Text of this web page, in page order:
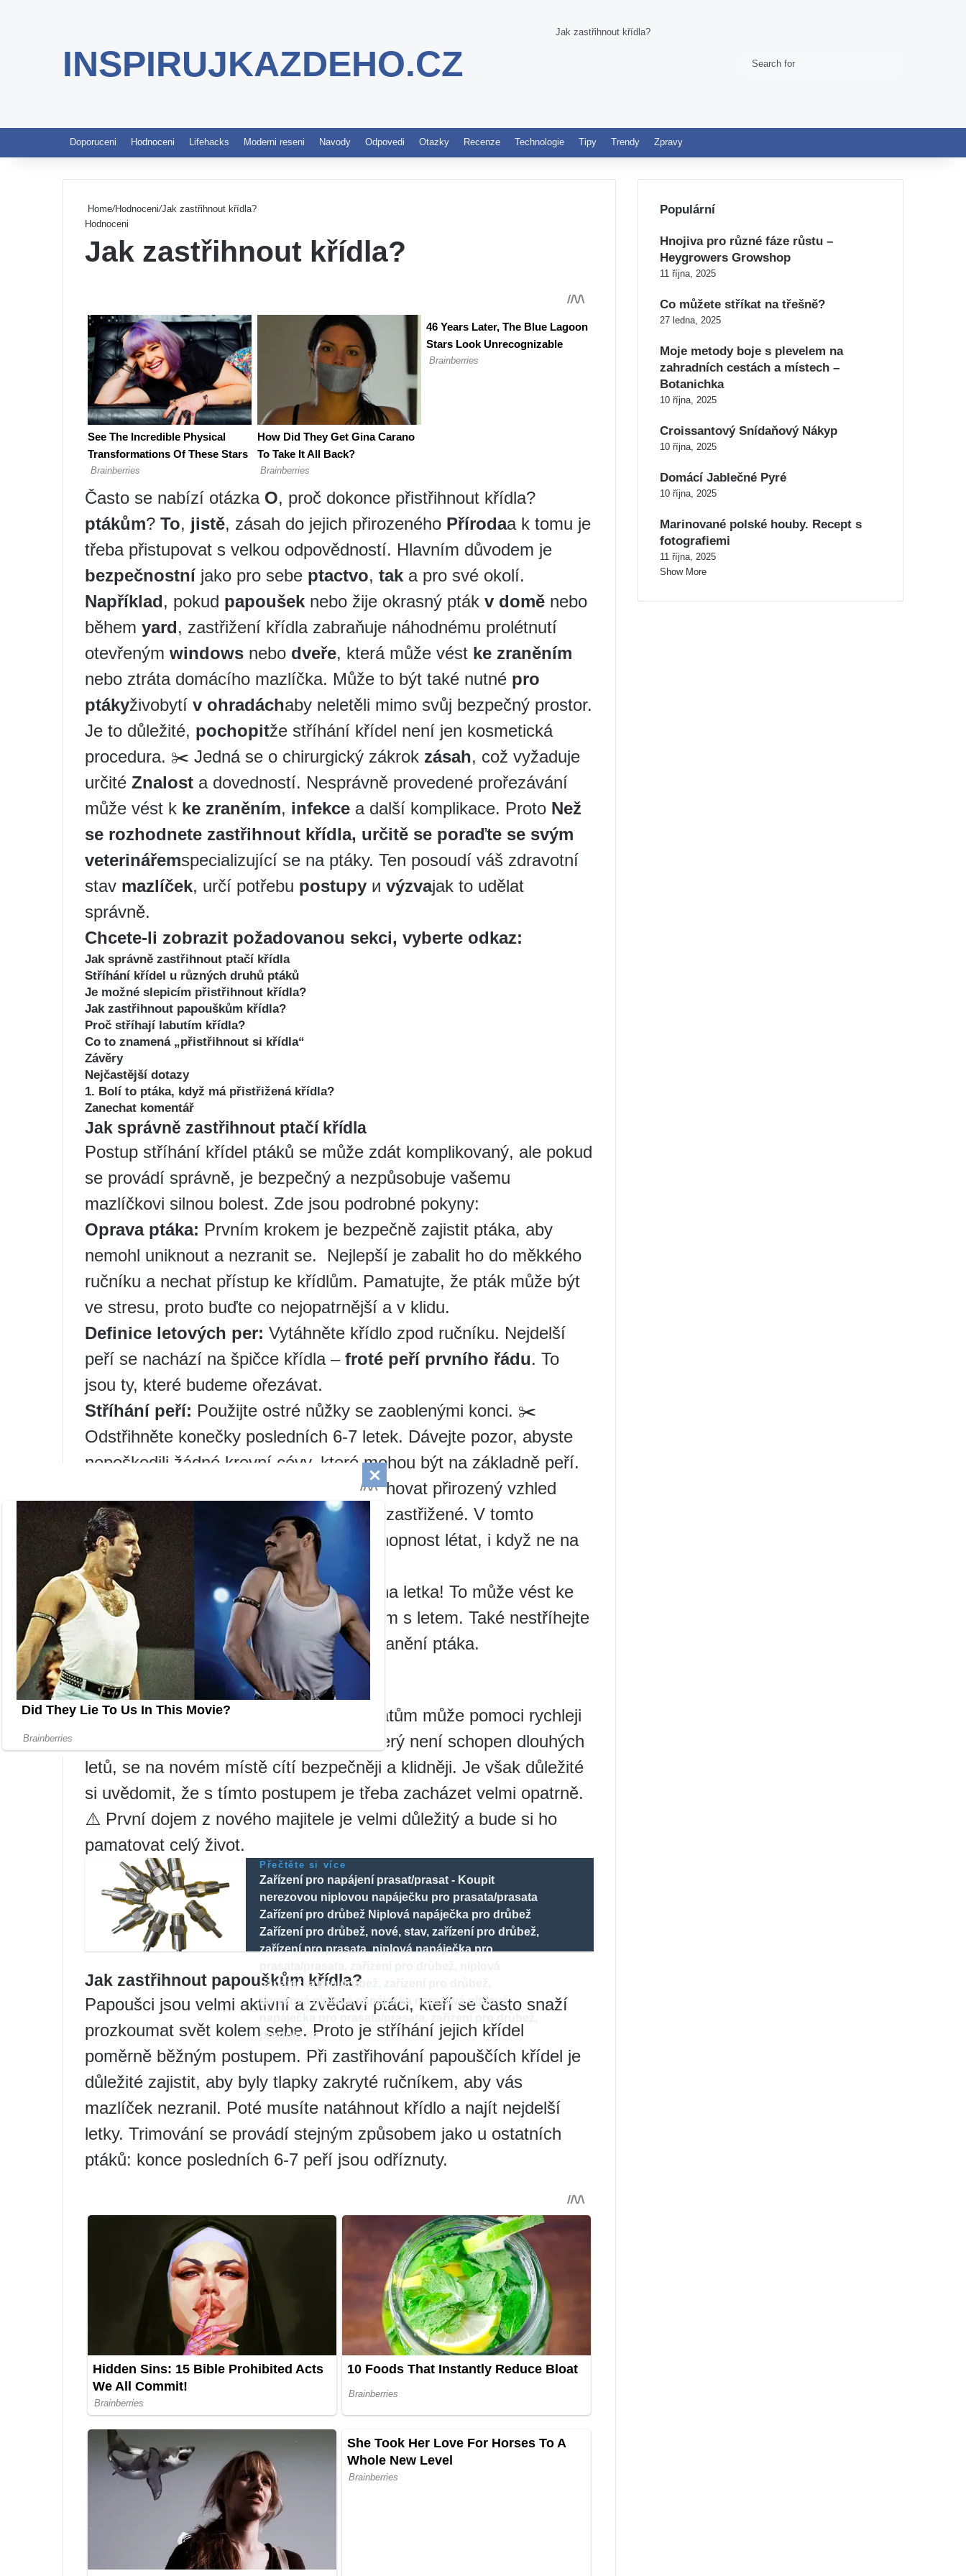
INSPIRUJKAZDEHO.CZ
Jak zastřihnout křídla?
Switch skin
Doporuceni Hodnoceni Lifehacks Moderni reseni Navody Odpovedi Otazky Recenze Technologie Tipy Trendy Zpravy
Home/Hodnoceni/Jak zastřihnout křídla?
Hodnoceni
Jak zastřihnout křídla?
Často se nabízí otázka O, proč dokonce přistřihnout křídla?
ptákům? To, jistě, zásah do jejich přirozeného Přírodaa k tomu je
třeba přistupovat s velkou odpovědností. Hlavním důvodem je
bezpečnostníjako pro sebe ptactvo, tak a pro své okolí.
Například, pokud papoušek nebo žije okrasný pták v domě nebo
během yard, zastřižení křídla zabraňuje náhodnému prolétnutí
otevřeným windows nebo dveře, která může vést ke zraněním
nebo ztráta domácího mazlíčka. Může to být také nutné pro
ptákyživobytí v ohradáchaby neletěli mimo svůj bezpečný prostor.
Je to důležité, pochopitže stříhání křídel není jen kosmetická
procedura. ✂️ Jedná se o chirurgický zákrok zásah, což vyžaduje
určité Znalost a dovedností. Nesprávně provedené prořezávání
může vést k ke zraněním, infekce a další komplikace. Proto Než
se rozhodnete zastřihnout křídla, určitě se poraďte se svým
veterinářemspecializující se na ptáky. Ten posoudí váš zdravotní
stav mazlíček, určí potřebu postupy и výzvajak to udělat
správně.
Chcete-li zobrazit požadovanou sekci, vyberte odkaz:
Jak správně zastřihnout ptačí křídla
Stříhání křídel u různých druhů ptáků
Je možné slepicím přistřihnout křídla?
Jak zastřihnout papouškům křídla?
Proč stříhají labutím křídla?
Co to znamená „přistřihnout si křídla“
Závěry
Nejčastější dotazy
1. Bolí to ptáka, když má přistřižená křídla?
Zanechat komentář
Jak správně zastřihnout ptačí křídla
Postup stříhání křídel ptáků se může zdát komplikovaný, ale pokud
se provádí správně, je bezpečný a nezpůsobuje vašemu
mazlíčkovi silnou bolest. Zde jsou podrobné pokyny:
Oprava ptáka: Prvním krokem je bezpečně zajistit ptáka, aby
nemohl uniknout a nezranit se. ️ Nejlepší je zabalit ho do měkkého
ručníku a nechat přístup ke křídlům. Pamatujte, že pták může být
ve stresu, proto buďte co nejopatrnější a v klidu.
Definice letových per: Vytáhněte křídlo zpod ručníku. Nejdelší
peří se nachází na špičce křídla – froté peří prvního řádu. To
jsou ty, které budeme ořezávat.
Stříhání peří: Použijte ostré nůžky se zaoblenými konci. ✂️
Odstřihněte konečky posledních 6-7 letek. Dávejte pozor, abyste
nepoškodili žádné krevní cévy, které mohou být na základně peří.
Pokud chcete zachovat přirozený vzhled
ptáka, můžete nechat 2-3 vnější peří nezastřižené. V tomto
případě si však pták může zachovat schopnost létat, i když ne na
velké vzdálenosti.
Je důležité, aby se:Nestříhejte všechna letka! To může vést ke
špatné aerodynamice křídla a problémům s letem. Také nestříhejte
peří příliš nakrátko, mohlo by dojít k poranění ptáka.
Stříhání křídel u různých druhů ptáků
Je možné slepicím přistřihnout křídla?
Zoologové věří, že zastřižení křídel kuřatům může pomoci rychleji
se přizpůsobit novému majiteli. Pták, který není schopen dlouhých
letů, se na novém místě cítí bezpečněji a klidněji. Je však důležité
si uvědomit, že s tímto postupem je třeba zacházet velmi opatrně.
⚠️ První dojem z nového majitele je velmi důležitý a bude si ho
pamatovat celý život.
Přečtěte si více
Zařízení pro napájení prasat/prasat - Koupit
nerezovou niplovou napáječku pro prasata/prasata
Zařízení pro drůbež Niplová napáječka pro drůbež
Zařízení pro drůbež, nové, stav, zařízení pro drůbež,
zařízení pro prasata, niplová napáječka pro
napáječka pro drůbež, zařízení pro drůbež,
nerezová niplová napáječka nerezová niplová
napáječka pro prasata/prasata, zařízení pro drůbež,
produkt na.
Jak zastřihnout papouškům křídla?
Papoušci jsou velmi aktivní a zvědaví ptáci, kteří se často snaží
prozkoumat svět kolem sebe. Proto je stříhání jejich křídel
poměrně běžným postupem. Při zastřihování papouščích křídel je
důležité zajistit, aby byly tlapky zakryté ručníkem, aby vás
mazlíček nezranil. Poté musíte natáhnout křídlo a najít nejdelší
letky. Trimování se provádí stejným způsobem jako u ostatních
ptáků: konce posledních 6-7 peří jsou odříznuty.
Populární
Hnojiva pro různé fáze růstu –
Heygrowers Growshop
11 října, 2025
Co můžete stříkat na třešně?
27 ledna, 2025
Moje metody boje s plevelem na
zahradních cestách a místech –
Botanichka
10 října, 2025
Croissantový Snídaňový Nákyp
10 října, 2025
Domácí Jablečné Pyré
10 října, 2025
Marinované polské houby. Recept s
fotografiemi
11 října, 2025
Show More